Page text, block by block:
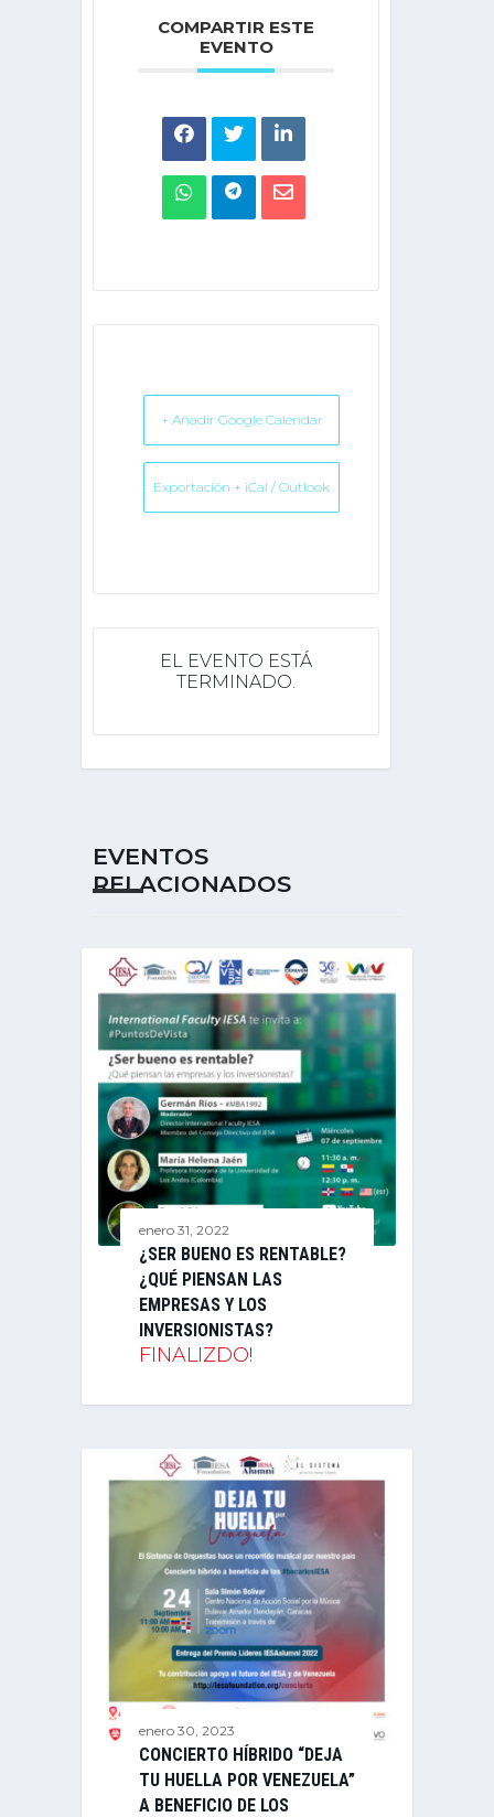
COMPARTIR ESTE
EVENTO
+ Añadir Google Calendar
Exportación + iCal / Outlook
EL EVENTO ESTÁ
TERMINADO.
EVENTOS
RELACIONADOS
enero 31, 2022
¿SER BUENO ES RENTABLE?
¿QUÉ PIENSAN LAS
EMPRESAS Y LOS
INVERSIONISTAS?
FINALIZDO!
enero 30, 2023
CONCIERTO HÍBRIDO “DEJA
TU HUELLA POR VENEZUELA”
A BENEFICIO DE LOS